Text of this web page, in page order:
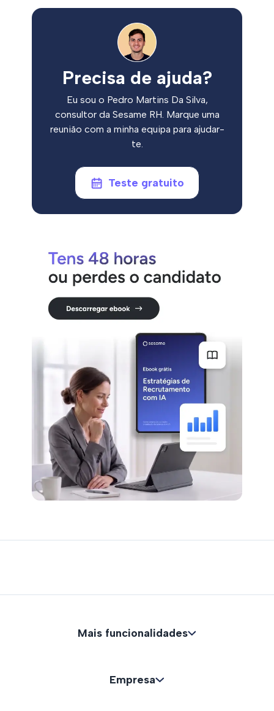
Precisa de ajuda?
Eu sou o Pedro Martins Da Silva,
consultor da Sesame RH. Marque uma
reunião com a minha equipa para ajudar-
te.
Teste gratuito
Mais funcionalidades
Empresa